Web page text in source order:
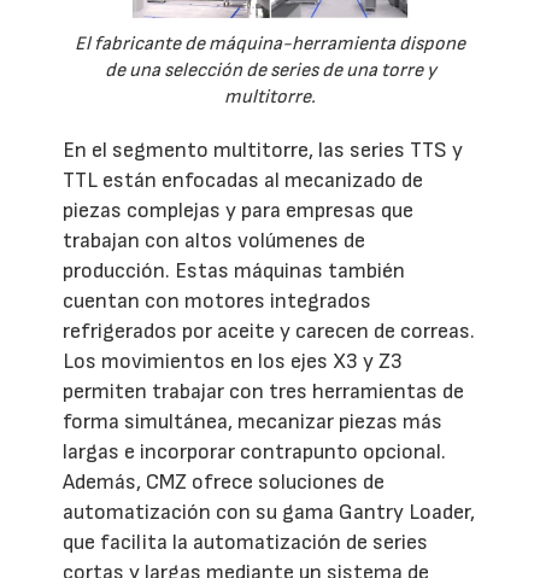
El fabricante de máquina-herramienta dispone
de una selección de series de una torre y
multitorre.
En el segmento multitorre, las series TTS y
TTL están enfocadas al mecanizado de
piezas complejas y para empresas que
trabajan con altos volúmenes de
producción. Estas máquinas también
cuentan con motores integrados
refrigerados por aceite y carecen de correas.
Los movimientos en los ejes X3 y Z3
permiten trabajar con tres herramientas de
forma simultánea, mecanizar piezas más
largas e incorporar contrapunto opcional.
Además, CMZ ofrece soluciones de
automatización con su gama Gantry Loader,
que facilita la automatización de series